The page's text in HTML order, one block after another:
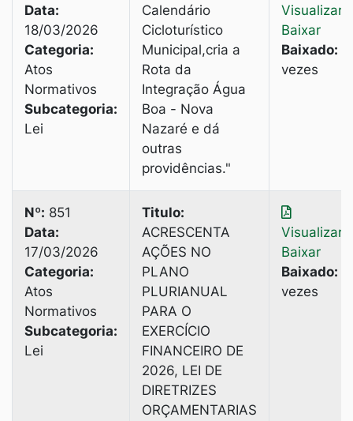
Data:
18/03/2026
Categoria:
Atos
Normativos
Subcategoria:
Lei
Calendário
Cicloturístico
Municipal,cria a
Rota da
Integração Água
Boa - Nova
Nazaré e dá
outras
providências."
Visualizar
Baixar
Baixado:
vezes
Nº: 851
Data:
17/03/2026
Categoria:
Atos
Normativos
Subcategoria:
Lei
Titulo:
ACRESCENTA
AÇÕES NO
PLANO
PLURIANUAL
PARA O
EXERCÍCIO
FINANCEIRO DE
2026, LEI DE
DIRETRIZES
ORÇAMENTARIAS
Visualizar
Baixar
Baixado:
vezes